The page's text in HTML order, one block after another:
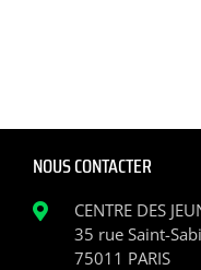
NOUS CONTACTER
CENTRE DES
35 rue Saint-
75011 PARIS